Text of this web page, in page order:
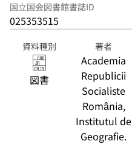
国立国会図書館書誌ID
025353515
資料種別
図書
著者
Academia
Republicii
Socialiste
România,
Institutul de
Geografie.